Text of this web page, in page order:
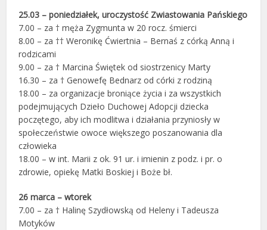
25.03 – poniedziałek, uroczystość Zwiastowania Pańskiego
7.00 – za † męża Zygmunta w 20 rocz. śmierci
8.00 – za †† Weronikę Ćwiertnia – Bernaś z córką Anną i
rodzicami
9.00 – za † Marcina Świętek od siostrzenicy Marty
16.30 – za † Genowefę Bednarz od córki z rodziną
18.00 – za organizacje broniące życia i za wszystkich
podejmujących Dzieło Duchowej Adopcji dziecka
poczętego, aby ich modlitwa i działania przyniosły w
społeczeństwie owoce większego poszanowania dla
człowieka
18.00 – w int. Marii z ok. 91 ur. i imienin z podz. i pr. o
zdrowie, opiekę Matki Boskiej i Boże bł.
26 marca – wtorek
7.00 – za † Halinę Szydłowską od Heleny i Tadeusza
Motyków